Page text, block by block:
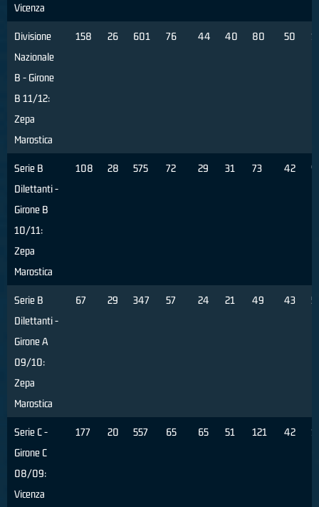
Vicenza
Divisione
Nazionale
B - Girone
B 11/12:
Zepa
Marostica
158 26 601 76 44 40 80 50
Serie B
Dilettanti -
Girone B
10/11:
Zepa
Marostica
108 28 575 72 29 31 73 42 9
Serie B
Dilettanti -
Girone A
09/10:
Zepa
Marostica
67 29 347 57 24 21 49 43 5
Serie C -
Girone C
08/09:
Vicenza
177 20 557 65 65 51 121 42